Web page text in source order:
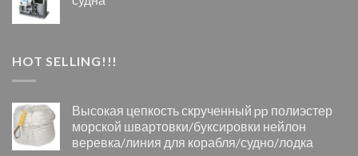
HOT SELLING!!!
Высокая цепкость скрученный pp полиэстер
морской швартовки/буксировки нейлон
веревка/линия для корабля/судно/лодка